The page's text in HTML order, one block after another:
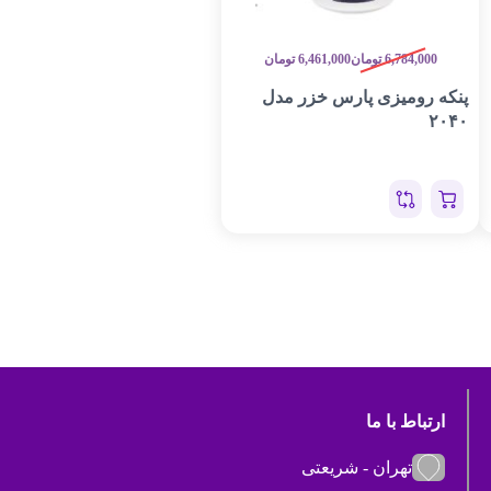
6,784,000 تومان6,461,000 تومان
پنکه رومیزی پارس خزر مدل
۲۰۴۰
ارتباط با ما
تهران - شریعتی